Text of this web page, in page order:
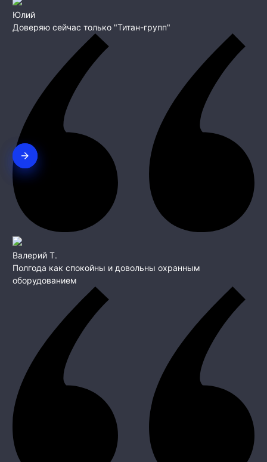
Юлий
Доверяю сейчас только "Титан-групп"
Валерий Т.
Полгода как спокойны и довольны охранным
оборудованием